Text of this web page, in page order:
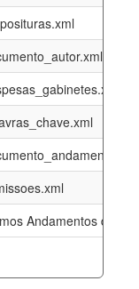
Andamentos de
12-05-
07-08-
07-08-
07-08-